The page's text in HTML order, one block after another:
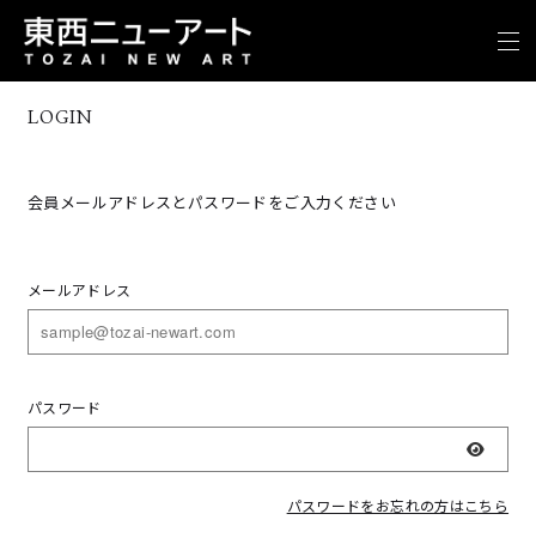
LOGIN
会員メールアドレスとパスワードをご入力ください
メールアドレス
パスワード
表示
パスワードをお忘れの方はこちら